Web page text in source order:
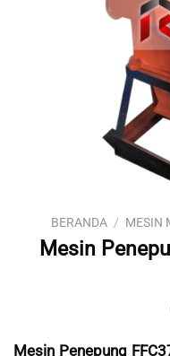
BERANDA / MESIN
Mesin
Mesin Penepung